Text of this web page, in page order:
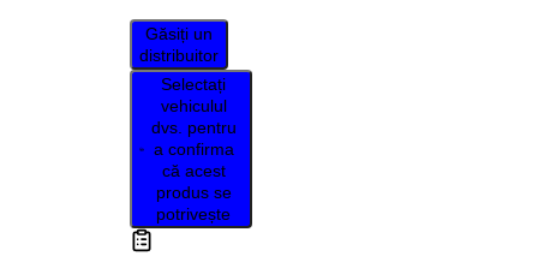
Găsiți un
distribuitor
Selectați
vehiculul
dvs. pentru
a confirma
că acest
produs se
potrivește